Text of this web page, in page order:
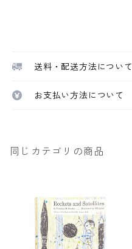
送料・配送方法について
お支払い方法について
同じカテゴリの商品